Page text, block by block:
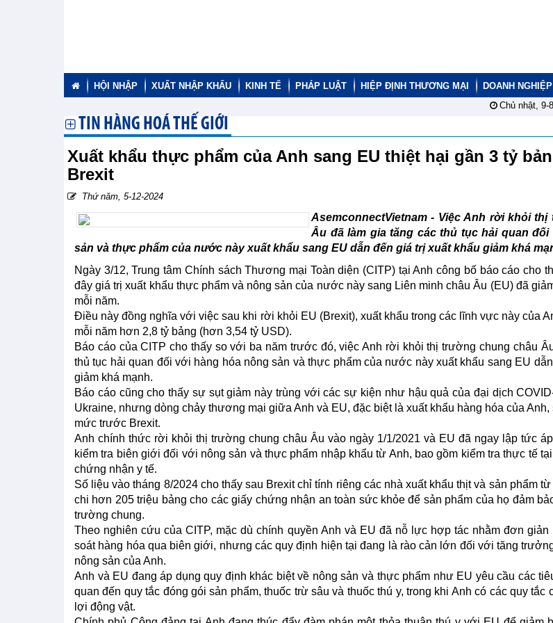
HỘI NHẬP XUẤT NHẬP KHẨU KINH TẾ PHÁP LUẬT HIỆP ĐỊNH THƯƠNG MẠI DOANH NGHIỆP
Chủ nhật, 9-
TIN HÀNG HOÁ THẾ GIỚI
Xuất khẩu thực phẩm của Anh sang EU thiệt hại gần 3 tỷ
Brexit
Thứ năm, 5-12-2024
AsemconnectVietnam - Việc Anh rời khỏi
Âu đã làm gia tăng các thủ tục hải quan
sản và thực phẩm của nước này xuất khẩu sang EU dẫn đến giá trị xuất khẩu giảm khá
Ngày 3/12, Trung tâm Chính sách Thương mại Toàn diện (CITP) tại Anh công bố báo cáo cho
đây giá trị xuất khẩu thực phẩm và nông sản của nước này sang Liên minh châu Âu (EU) đã
mỗi năm.
Điều này đồng nghĩa với việc sau khi rời khỏi EU (Brexit), xuất khẩu trong các lĩnh vực này của
mỗi năm hơn 2,8 tỷ bảng (hơn 3,54 tỷ USD).
Báo cáo của CITP cho thấy so với ba năm trước đó, việc Anh rời khỏi thị trường chung châu
thủ tục hải quan đối với hàng hóa nông sản và thực phẩm của nước này xuất khẩu sang EU
giảm khá mạnh.
Báo cáo cũng cho thấy sự sụt giảm này trùng với các sự kiện như hậu quả của đại dịch
Ukraine, nhưng dòng chảy thương mại giữa Anh và EU, đặc biệt là xuất khẩu hàng hóa của
mức trước Brexit.
Anh chính thức rời khỏi thị trường chung châu Âu vào ngày 1/1/2021 và EU đã ngay lập tức
kiểm tra biên giới đối với nông sản và thực phẩm nhập khẩu từ Anh, bao gồm kiểm tra thực tế
chứng nhận y tế.
Số liệu vào tháng 8/2024 cho thấy sau Brexit chỉ tính riêng các nhà xuất khẩu thịt và sản phẩm
chi hơn 205 triệu bảng cho các giấy chứng nhận an toàn sức khỏe để sản phẩm của họ đảm
trường chung.
Theo nghiên cứu của CITP, mặc dù chính quyền Anh và EU đã nỗ lực hợp tác nhằm đơn giản
soát hàng hóa qua biên giới, nhưng các quy định hiện tại đang là rào cản lớn đối với tăng
nông sản của Anh.
Anh và EU đang áp dụng quy định khác biệt về nông sản và thực phẩm như EU yêu cầu các
quan đến quy tắc đóng gói sản phẩm, thuốc trừ sâu và thuốc thú y, trong khi Anh có các quy tắc
lợi động vật.